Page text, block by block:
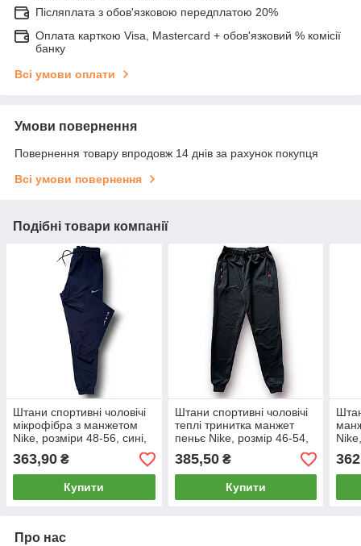
Післяплата з обов'язковою передплатою 20%
Оплата карткою Visa, Mastercard + обов'язковий % комісії
банку
Всі умови оплати
Умови повернення
Повернення товару впродовж 14 днів за рахунок покупця
Всі умови повернення
Подібні товари компанії
Штани спортивні чоловічі
мікрофібра з манжетом
Nike, розміри 48-56, сині,
33
363,90 ₴
Купити
Штани спортивні чоловічі
теплі тринитка манжет
пеньє Nike, розмір 46-54,
сірі, 05454
385,50₴
Купити
54,
Про нас